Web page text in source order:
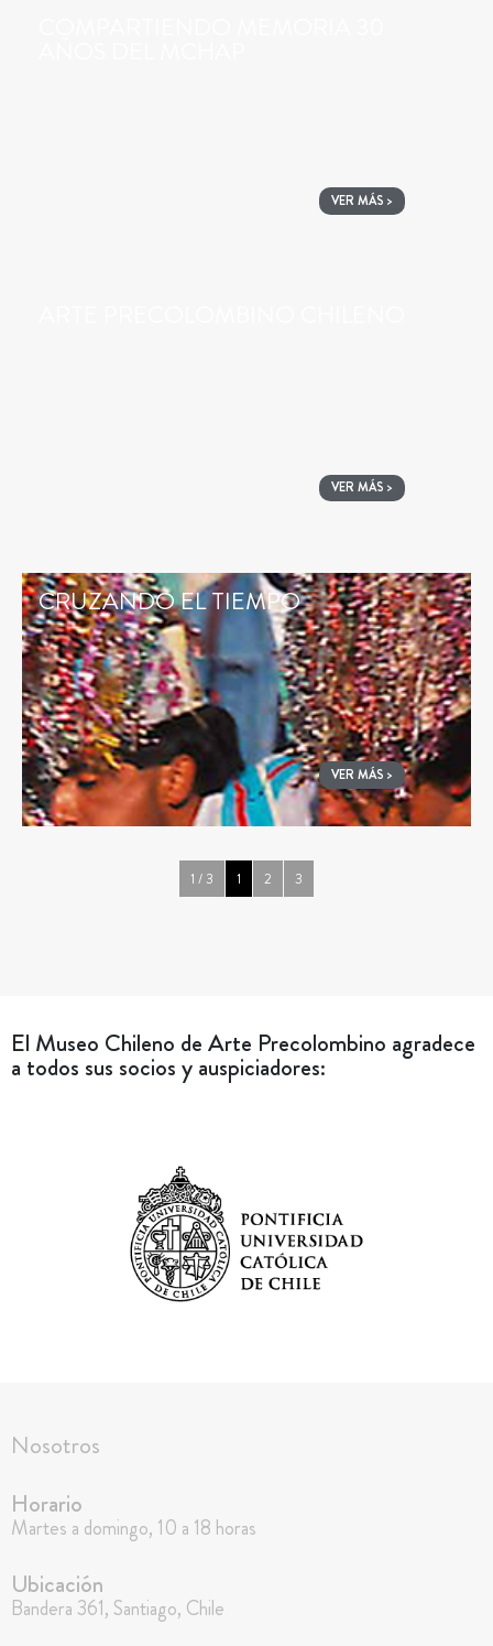
VER MÁS >
VER MÁS >
CRUZANDO EL TIEMPO
VER MÁS >
1 / 3 1 2 3
El Museo Chileno de Arte Precolombino agradece
a todos sus socios y auspiciadores:
Nosotros
Horario
Martes a domingo, 10 a 18 horas
Ubicación
Bandera 361, Santiago, Chile